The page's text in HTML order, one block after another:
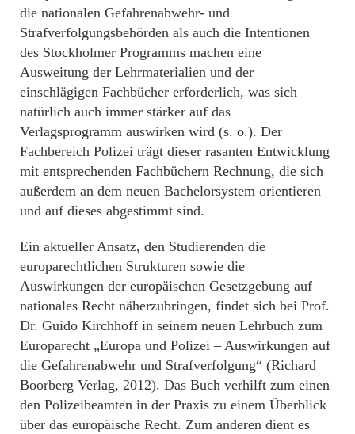
die nationalen Gefahrenabwehr- und
Strafverfolgungsbehörden als auch die Intentionen
des Stockholmer Programms machen eine
Ausweitung der Lehrmaterialien und der
einschlägigen Fachbücher erforderlich, was sich
natürlich auch immer stärker auf das
Verlagsprogramm auswirken wird (s. o.). Der
Fachbereich Polizei trägt dieser rasanten Entwicklung
mit entsprechenden Fachbüchern Rechnung, die sich
außerdem an dem neuen Bachelorsystem orientieren
und auf dieses abgestimmt sind.
Ein aktueller Ansatz, den Studierenden die
europarechtlichen Strukturen sowie die
Auswirkungen der europäischen Gesetzgebung auf
nationales Recht näherzubringen, findet sich bei Prof.
Dr. Guido Kirchhoff in seinem neuen Lehrbuch zum
Europarecht „Europa und Polizei – Auswirkungen auf
die Gefahrenabwehr und Strafverfolgung“ (Richard
Boorberg Verlag, 2012). Das Buch verhilft zum einen
den Polizeibeamten in der Praxis zu einem Überblick
über das europäische Recht. Zum anderen dient es